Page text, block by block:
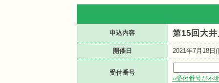
申込内容 第15回大
開催日 2021年7月18日(
受付番号
»受付番号が不